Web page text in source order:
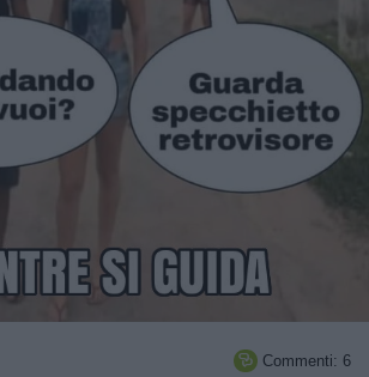
 Commenti: 6